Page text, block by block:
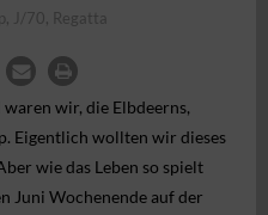
J/70 Regatta
wir, die Elbdeerns,
Eigentlich wollten wir dieses
wie das Leben so spielt
Juni Wochenende auf der